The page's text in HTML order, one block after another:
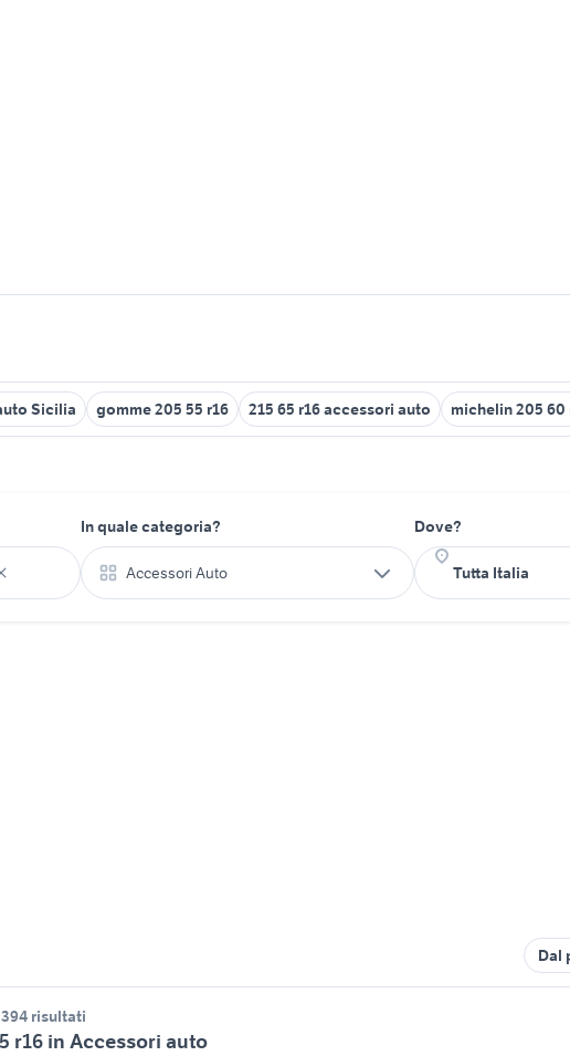
Sicilia gomme 205 55 r16 215 65 r16 accessori auto michelin 205 60
In quale categoria?
Accessori Auto
Dove?
Dal
risultati
r16 in Accessori auto